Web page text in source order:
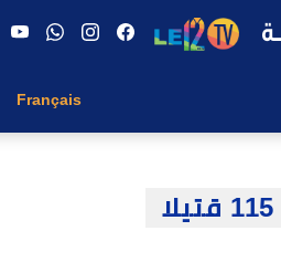
Français